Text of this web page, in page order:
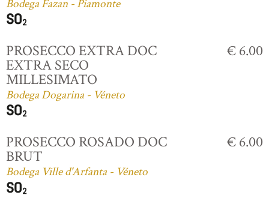
Bodega Fazan - Piamonte
PROSECCO EXTRA DOC
EXTRA SECO
MILLESIMATO
Bodega Dogarina - Véneto
€ 6.00
PROSECCO ROSADO DOC
BRUT
Bodega Ville d'Arfanta - Véneto
€ 6.00